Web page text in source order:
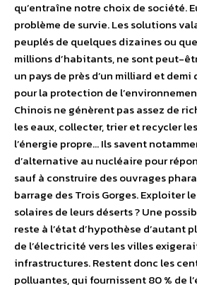
qu’entraîne notre choix de société.
problème de survie. Les solutions
peuplés de quelques dizaines ou
millions d’habitants, ne sont peut-
un pays de près d’un milliard et
pour la protection de
Chinois ne génèrent pas assez de
les eaux, collecter, trier et recycler
l’énergie propre… Ils savent
d’alternative au nucléaire pour
sauf à construire des ouvrages
barrage des Trois Gorges. Exploiter
solaires de leurs déserts ? Une
reste à l’état d’hypothèse d’autant
de l’électricité vers les villes
infrastructures. Restent donc les
polluantes, qui fournissent 80 % de